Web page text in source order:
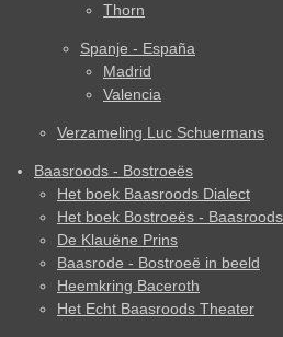
Thorn
Spanje - España
Madrid
Valencia
Verzameling Luc Schuermans
Baasroods - Bostroeës
Het boek Baasroods Dialect
Het boek Bostroeës - Baasroods
De Klauëne Prins
Baasrode - Bostroeë in beeld
Heemkring Baceroth
Het Echt Baasroods Theater